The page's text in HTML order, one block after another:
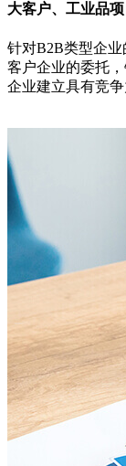
大客户、工业品
针对B2B类型企
客户企业的委托
企业建立具有竞争